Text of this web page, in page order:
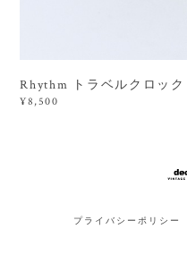
Rhythm トラベルクロック
¥8,500
プライバシーポリシー